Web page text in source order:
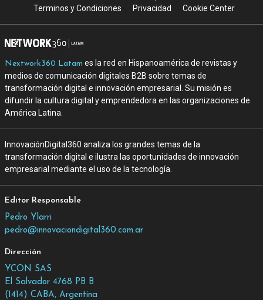
Terminos y Condiciones
Privacidad Cookie Center
Nextwork360 Latam es la red en Hispanoamérica de revistas y
medios de comunicación digitales B2B sobre temas de
transformación digital e innovación empresarial. Su misión es
difundir la cultura digital y emprendedora en las organizaciones de
América Latina.
InnovaciónDigital360 analiza los grandes temas de la
transformación digital e ilustra las oportunidades de innovación
empresarial mediante el uso de la tecnología.
Editor Responsable
Pedro Ylarri
pedro@innovaciondigital360.com.ar
Dirección
YCON SAS
El Salvador 4768 PB B
(1414) CABA, Argentina